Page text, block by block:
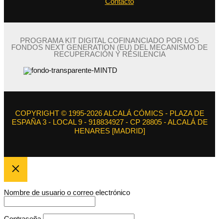
PROGRAMA KIT DIGITAL COFINANCIADO POR LOS
FONDOS NEXT GENERATION (EU) DEL MECANISMO DE
RECUPERACIÓN Y RESILENCIA
COPYRIGHT © 1995-2026 ALCALÁ CÓMICS - PLAZA DE
ESPAÑA 3 - LOCAL 9 - 918834927 - CP 28805 - ALCALÁ DE
HENARES [MADRID]
Nombre de usuario o correo electrónico